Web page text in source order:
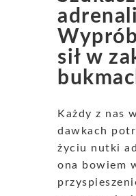
sił w
Każdy z nas
dawkach
życiu nutki
ona bowiem